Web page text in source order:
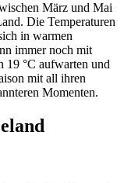
März und Mai
Die Temperaturen
in warmen
immer noch mit
19 °C aufwarten und
mit all ihren
Momenten.